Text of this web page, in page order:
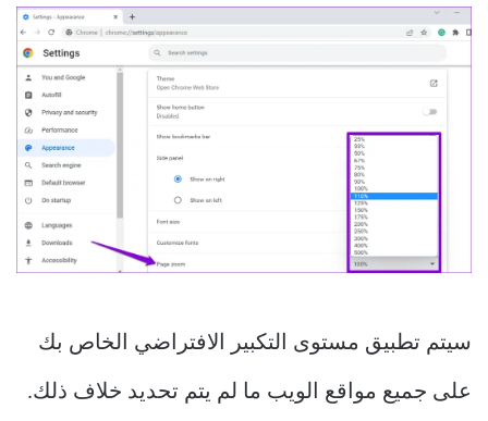
سيتم تطبيق مستوى التكبير الافتراضي الخاص بك
على جميع مواقع الويب ما لم يتم تحديد خلاف ذلك.